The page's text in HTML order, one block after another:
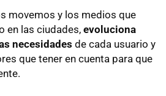
movemos y los medios que
en las ciudades, evoluciona
necesidades de cada usuario y
que tener en cuenta para que